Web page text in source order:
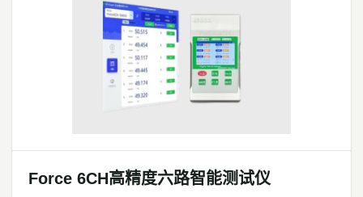
Force 6CH高精度六路智能测试仪